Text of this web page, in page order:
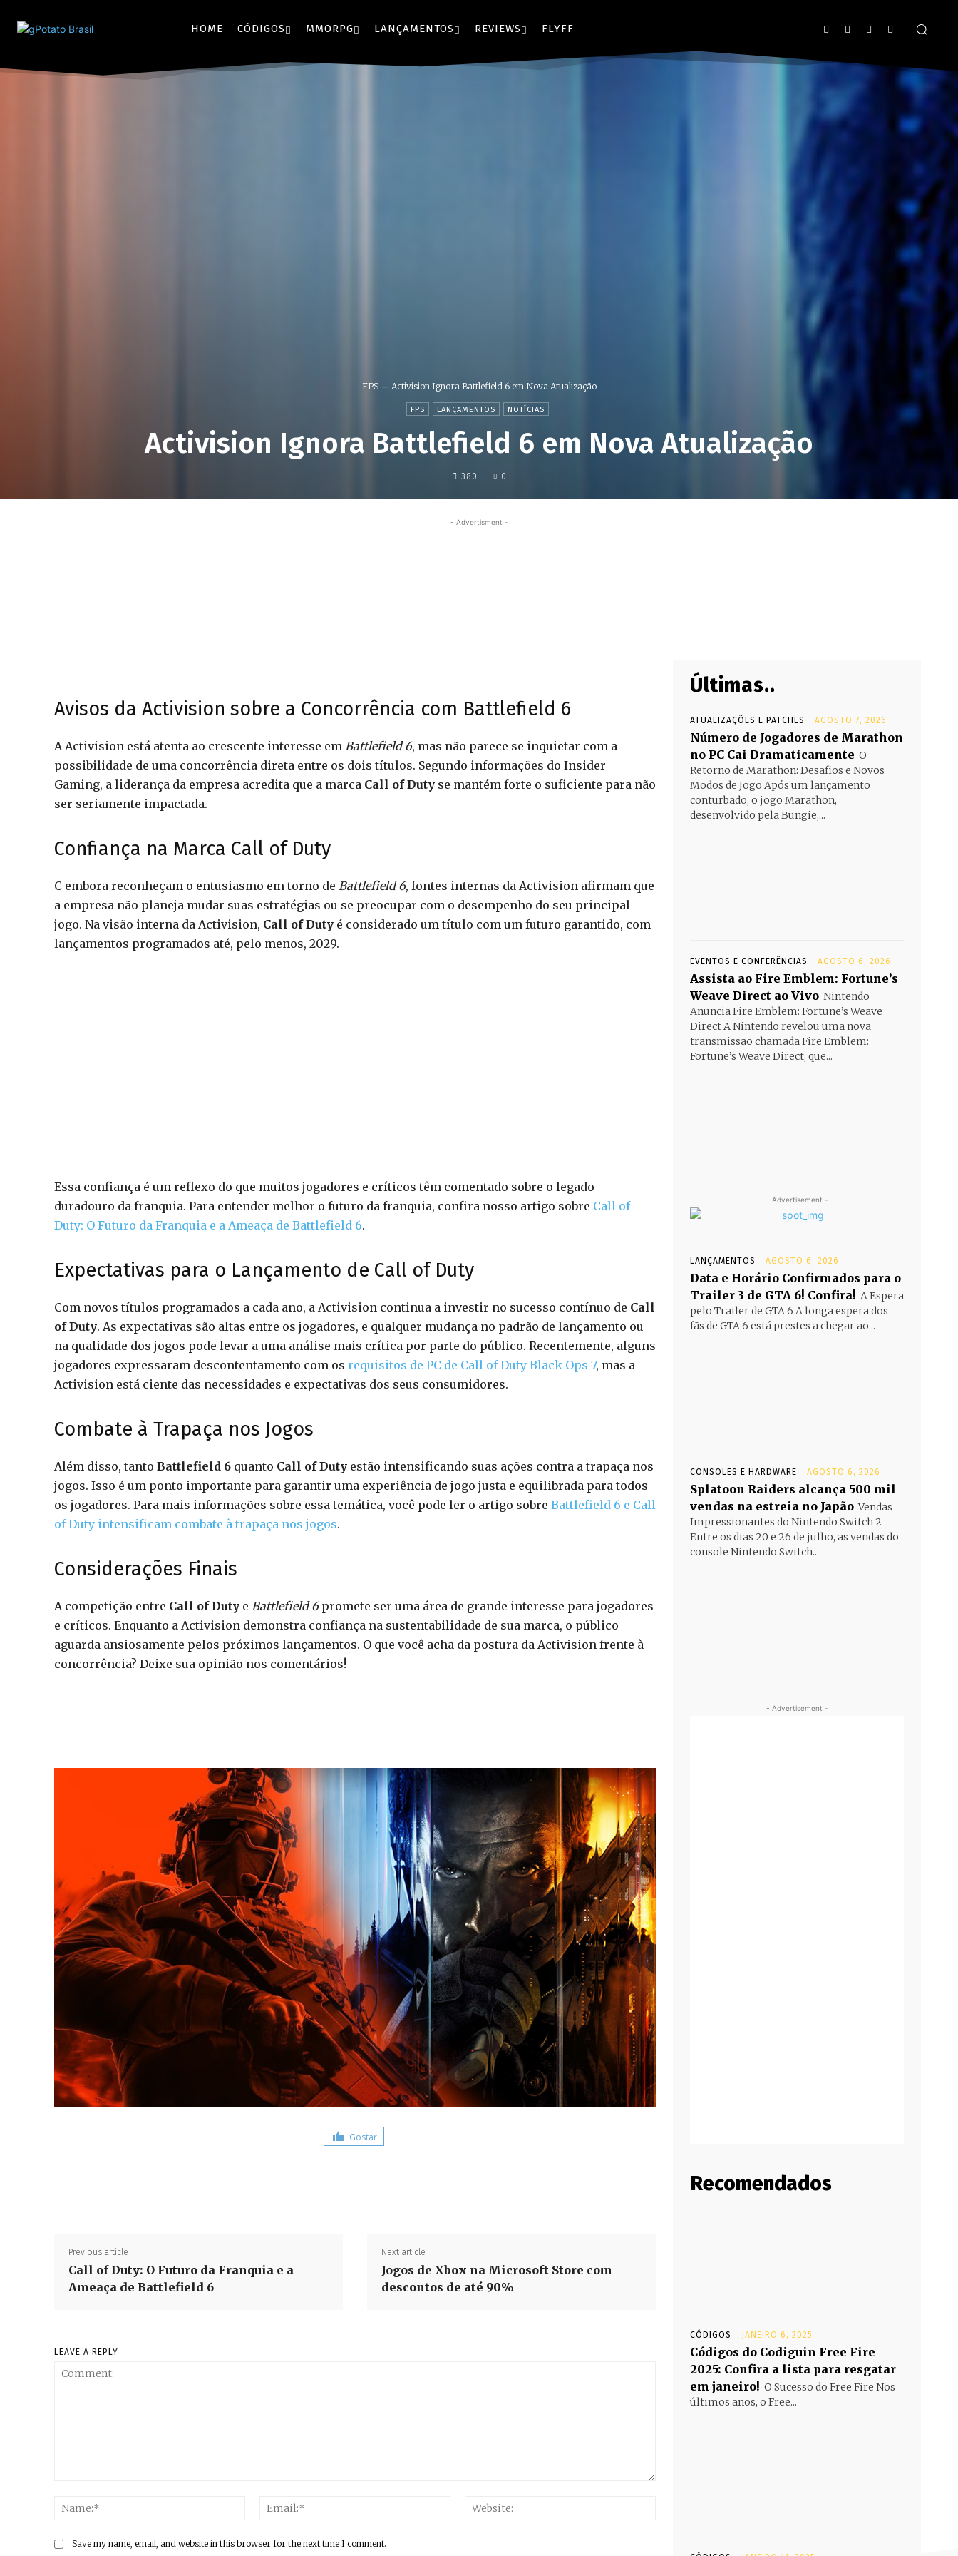
HOME CÓDIGOS MMORPG LANÇAMENTOS REVIEWS FLYFF
FPS Activision Ignora Battlefield 6 em Nova Atualização
FPS LANÇAMENTOS NOTÍCIAS
Activision Ignora Battlefield 6 em Nova Atualização
380 0
- Advertisment -
Avisos da Activision sobre a Concorrência com Battlefield 6
A Activision está atenta ao crescente interesse em Battlefield 6, mas não parece se inquietar com a
possibilidade de uma concorrência direta entre os dois títulos. Segundo informações do Insider
Gaming, a liderança da empresa acredita que a marca Call of Duty se mantém forte o suficiente para não
ser seriamente impactada.
Confiança na Marca Call of Duty
C embora reconheçam o entusiasmo em torno de Battlefield 6, fontes internas da Activision afirmam que
a empresa não planeja mudar suas estratégias ou se preocupar com o desempenho do seu principal
jogo. Na visão interna da Activision, Call of Duty é considerado um título com um futuro garantido, com
lançamentos programados até, pelo menos, 2029.
Essa confiança é um reflexo do que muitos jogadores e críticos têm comentado sobre o legado
duradouro da franquia. Para entender melhor o futuro da franquia, confira nosso artigo sobre Call of
Duty: O Futuro da Franquia e a Ameaça de Battlefield 6.
Expectativas para o Lançamento de Call of Duty
Com novos títulos programados a cada ano, a Activision continua a investir no sucesso contínuo de Call
of Duty. As expectativas são altas entre os jogadores, e qualquer mudança no padrão de lançamento ou
na qualidade dos jogos pode levar a uma análise mais crítica por parte do público. Recentemente, alguns
jogadores expressaram descontentamento com os requisitos de PC de Call of Duty Black Ops 7, mas a
Activision está ciente das necessidades e expectativas dos seus consumidores.
Combate à Trapaça nos Jogos
Além disso, tanto Battlefield 6 quanto Call of Duty estão intensificando suas ações contra a trapaça nos
jogos. Isso é um ponto importante para garantir uma experiência de jogo justa e equilibrada para todos
os jogadores. Para mais informações sobre essa temática, você pode ler o artigo sobre Battlefield 6 e Call
of Duty intensificam combate à trapaça nos jogos.
Considerações Finais
A competição entre Call of Duty e Battlefield 6promete ser uma área de grande interesse para jogadores
e críticos. Enquanto a Activision demonstra confiança na sustentabilidade de sua marca, o público
aguarda ansiosamente pelos próximos lançamentos. O que você acha da postura da Activision frente à
concorrência? Deixe sua opinião nos comentários!
Gostar
Previous article
Call of Duty: O Futuro da Franquia e a
Ameaça de Battlefield 6
Next article
Jogos de Xbox na Microsoft Store com
descontos de até 90%
LEAVE A REPLY
Name:*
Email:*
Save my name, email, and website in this browser for the next time I comment.
Últimas..
ATUALIZAÇÕES E PATCHES AGOSTO 7, 2026
Número de Jogadores de Marathon
no PC Cai Dramaticamente O
Retorno de Marathon: Desafios e Novos
Modos de Jogo Após um lançamento
conturbado, o jogo Marathon,
desenvolvido pela Bungie,...
EVENTOS E CONFERÊNCIAS AGOSTO 6, 2026
Assista ao Fire Emblem: Fortune’s
Weave Direct ao Vivo Nintendo
Anuncia Fire Emblem: Fortune’s Weave
Direct A Nintendo revelou uma nova
transmissão chamada Fire Emblem:
Fortune’s Weave Direct, que...
- Advertisement -
LANÇAMENTOS AGOSTO 6, 2026
Data e Horário Confirmados para o
Trailer 3 de GTA 6! Confira! A Espera
pelo Trailer de GTA 6 A longa espera dos
fãs de GTA 6 está prestes a chegar ao...
CONSOLES E HARDWARE AGOSTO 6, 2026
Splatoon Raiders alcança 500 mil
vendas na estreia no Japão Vendas
Impressionantes do Nintendo Switch 2
Entre os dias 20 e 26 de julho, as vendas do
console Nintendo Switch...
- Advertisement -
Recomendados
CÓDIGOS JANEIRO 6, 2025
Códigos do Codiguin Free Fire
2025: Confira a lista para resgatar
em janeiro! O Sucesso do Free Fire Nos
últimos anos, o Free...